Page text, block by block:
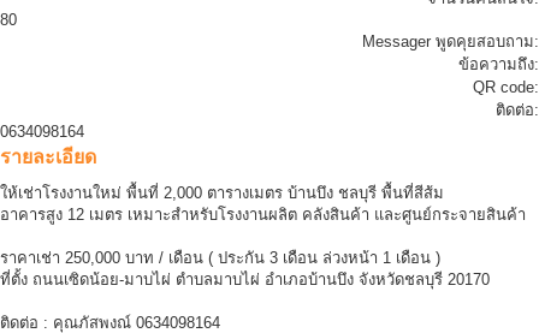
80
Messager พูดคุยสอบถาม:
ข้อความถึง:
QR code:
ติดต่อ:
0634098164
รายละเอียด
ให้เช่าโรงงานใหม่ พื้นที่ 2,000 ตารางเมตร บ้านบึง ชลบุรี พื้นที่สีส้ม
อาคารสูง 12 เมตร เหมาะสำหรับโรงงานผลิต คลังสินค้า และศูนย์กระจายสินค้า
ราคาเช่า 250,000 บาท / เดือน ( ประกัน 3 เดือน ล่วงหน้า 1 เดือน )
ที่ตั้ง ถนนเซิดน้อย-มาบไผ่ ตำบลมาบไผ่ อำเภอบ้านบึง จังหวัดชลบุรี 20170
ติดต่อ : คุณภัสพงณ์ 0634098164